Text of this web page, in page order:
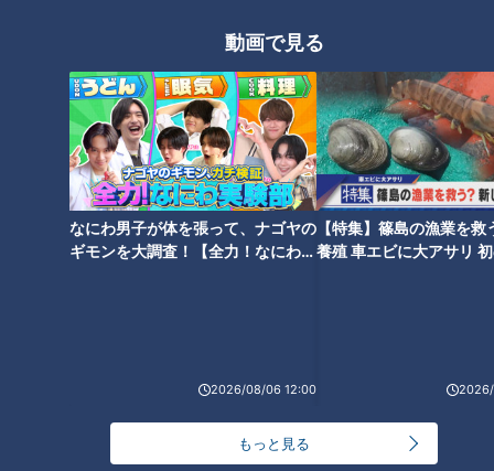
動画で見る
なにわ男子が体を張って、ナゴヤの
ギモンを大調査！【全力！なにわ実
2026/08/06 12:00
【特集】篠島の漁業を救
養殖 車エビに大アサリ
もっと見る
【丹古母鬼馬二】まるで文学作
品。脚本なくとも澱みないセリ
フ 「青は藍より出でて…」 情感
深い展開に鶴瓶が驚嘆
【平田満】不穏な発言「俺、整
形したのによく分かったな」